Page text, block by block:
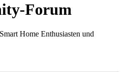
Forum
Home Enthusiasten und